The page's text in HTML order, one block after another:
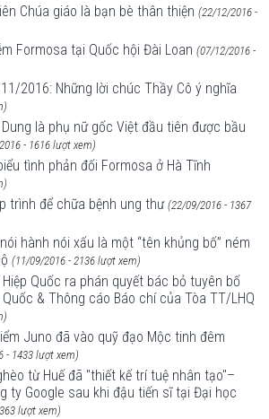
Chúa giáo là bạn bè thân thiện (22/12/2016 -
Formosa tại Quốc hội Đài Loan (07/12/2016 -
2016: Những lời chúc Thầy Cô ý nghĩa
là phụ nữ gốc Việt đầu tiên được bầu
- 1616 lượt xem)
tình phản đối Formosa ở Hà Tĩnh
trình để chữa bệnh ung thư (22/09/2016 - 1367
hành nói xấu là một “tên khủng bố” ném
(11/09/2016 - 2136 lượt xem)
Quốc ra phán quyết bác bỏ tuyên bố
& Thông cáo Báo chí của Tòa TT/LHQ
Juno đã vào quỹ đạo Mộc tinh đêm
- 1433 lượt xem)
từ Huế đã "thiết kế trí tuệ nhân tạo"–
ty Google sau khi đậu tiến sĩ tại Đại học
lượt xem)